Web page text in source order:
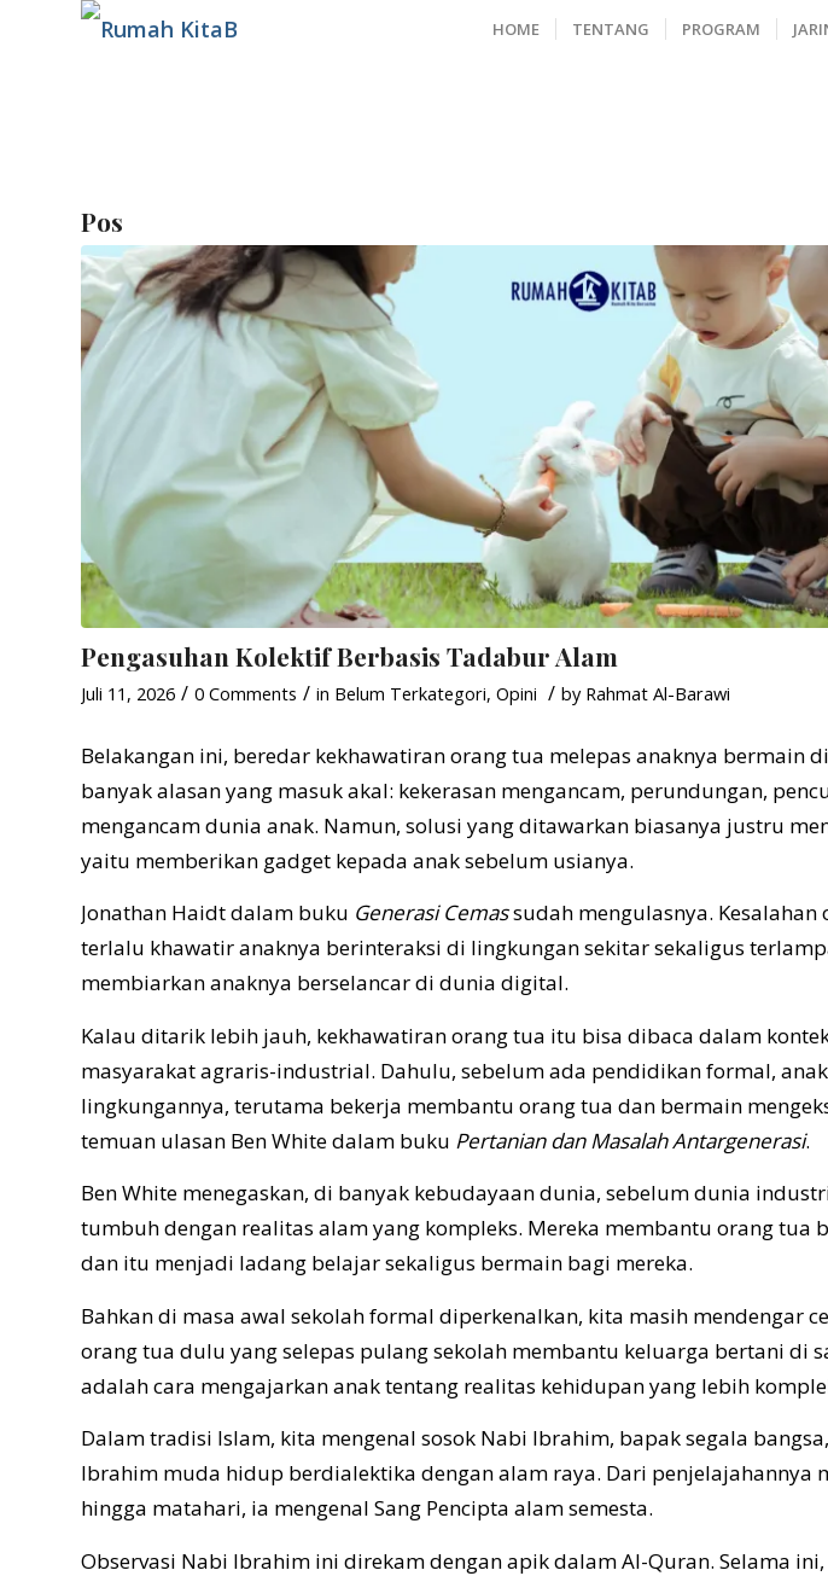
HOME TENTANG PROGRAM
Pos
Pengasuhan Kolektif Berbasis Tadabur Alam
Juli 11, 2026 / 0 Comments / in Belum Terkategori, Opini / by Rahmat Al-Barawi
Belakangan ini, beredar kekhawatiran orang tua melepas anaknya bermain
banyak alasan yang masuk akal: kekerasan mengancam, perundungan,
mengancam dunia anak. Namun, solusi yang ditawarkan biasanya justru
yaitu memberikan gadget kepada anak sebelum usianya.
Jonathan Haidt dalam buku Generasi Cemassudah mengulasnya.
terlalu khawatir anaknya berinteraksi di lingkungan sekitar sekaligus
membiarkan anaknya berselancar di dunia digital.
Kalau ditarik lebih jauh, kekhawatiran orang tua itu bisa dibaca dalam
masyarakat agraris-industrial. Dahulu, sebelum ada pendidikan formal,
lingkungannya, terutama bekerja membantu orang tua dan bermain
temuan ulasan Ben White dalam buku Pertanian dan Masalah Antargenerasi.
Ben White menegaskan, di banyak kebudayaan dunia, sebelum dunia
tumbuh dengan realitas alam yang kompleks. Mereka membantu orang tua
dan itu menjadi ladang belajar sekaligus bermain bagi mereka.
Bahkan di masa awal sekolah formal diperkenalkan, kita masih mendengar
orang tua dulu yang selepas pulang sekolah membantu keluarga bertani di
adalah cara mengajarkan anak tentang realitas kehidupan yang lebih
Dalam tradisi Islam, kita mengenal sosok Nabi Ibrahim, bapak segala
Ibrahim muda hidup berdialektika dengan alam raya. Dari penjelajahannya
hingga matahari, ia mengenal Sang Pencipta alam semesta.
Observasi Nabi Ibrahim ini direkam dengan apik dalam Al-Quran. Selama